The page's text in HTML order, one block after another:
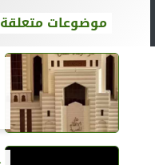
موضوعات متعلقة